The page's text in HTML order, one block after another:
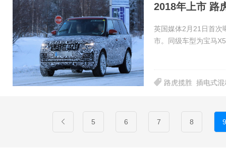
2018年上市 路
英国媒体2月21日首次
市。同级车型为宝马
路虎揽胜 插电式混
5 6 7 8 9